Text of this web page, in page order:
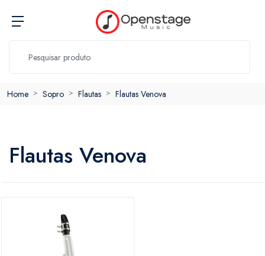
Home Sopro Flautas Flautas Venova
Flautas Venova